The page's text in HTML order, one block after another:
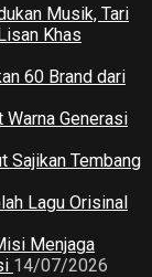
Musik, Tari
Khas
60 Brand dari
Warna Generasi
Sajikan Tembang
Lagu Orisinal
Menjaga
14/07/2026